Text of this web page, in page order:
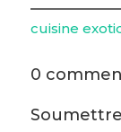
cuisine
0